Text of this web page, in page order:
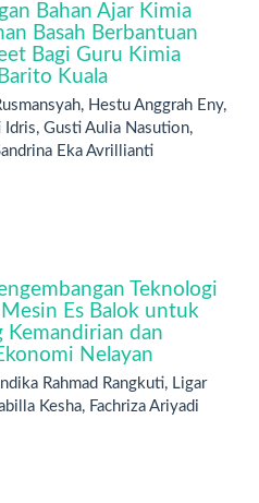
Bahan Ajar Kimia
Basah Berbantuan
Bagi Guru Kimia
Kuala
Hestu Anggrah Eny,
Idris, Gusti Aulia Nasution,
Eka Avrillianti
Teknologi
Es Balok untuk
Kemandirian dan
Nelayan
Rahmad Rangkuti, Ligar
Kesha, Fachriza Ariyadi